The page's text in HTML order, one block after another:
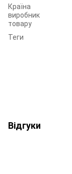
Країна
виробник
товару
Теги
Відгуки